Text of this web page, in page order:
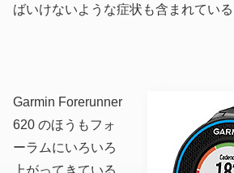
ばいけないような症状も含まれている
Garmin Forerunner
620 のほうもフォ
ーラムにいろいろ
上がってきている